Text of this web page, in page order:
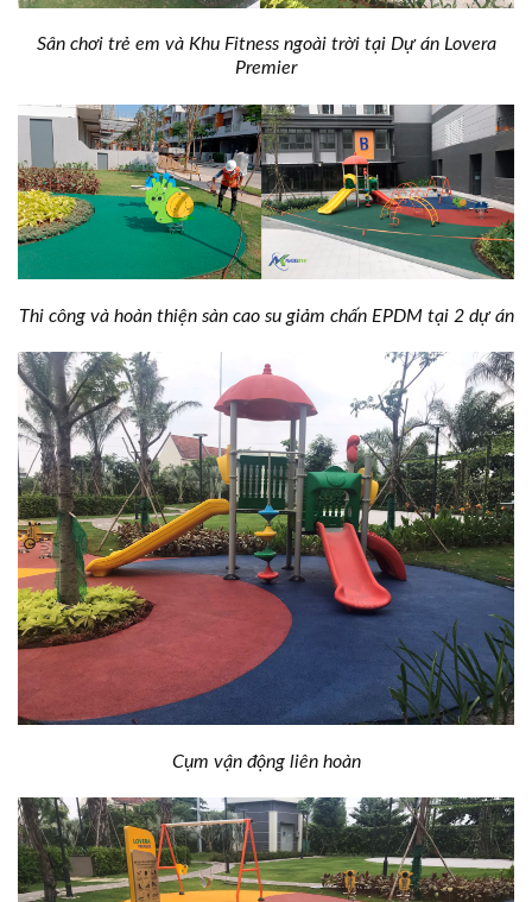
Sân chơi trẻ em và Khu Fitness ngoài trời tại Dự án Lovera
Premier
Thi công và hoàn thiện sàn cao su giảm chấn EPDM tại 2 dự án
Cụm vận động liên hoàn